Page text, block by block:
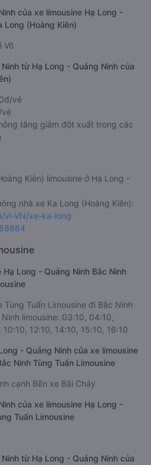
Ninh Ka Long (Hoàng Kiên)
Long (Hoàng Kiên)
từ Hạ Long - Quảng Ninh của
vé
Kiên) limousine ở Hạ Long -
nhà xe Ka Long (Hoàng Kiên):
vi-VN/xe-ka-long
Long - Quảng Ninh Bắc Ninh
Tuấn Limousine đi Bắc Ninh
limousine: 03:10, 04:10,
Ninh Tùng Tuấn Limousine
Tuấn Limousine